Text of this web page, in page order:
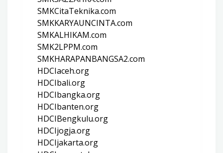
SMKCitaTeknika.com
SMKKARYAUNCINTA.com
SMKALHIKAM.com
SMK2LPPM.com
SMKHARAPANBANGSA2.com
HDCIaceh.org
HDCIbali.org
HDCIbangka.org
HDCIbanten.org
HDCIBengkulu.org
HDCIjogja.org
HDCIjakarta.org